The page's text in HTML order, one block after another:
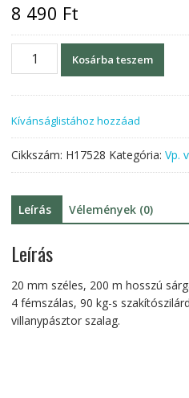
8 490 Ft
szalag
/
20mm
-
színes
mennyiség
Kosárba teszem
Kívánságlistához hozzáad
Cikkszám: H17528 Kategória: Vp.
Leírás Vélemények (0)
Leírás
20 mm széles, 200 m hosszú
4 fémszálas, 90 kg-s
villanypásztor szalag.